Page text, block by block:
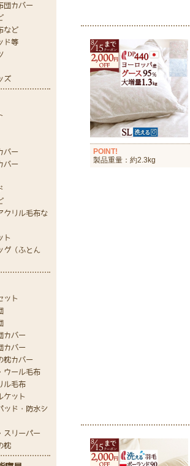
POINT!
製品重量：約2.3kg